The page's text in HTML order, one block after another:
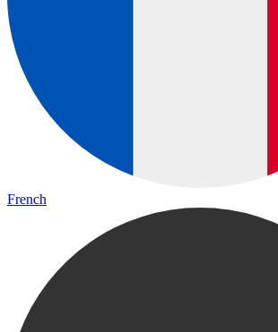
French